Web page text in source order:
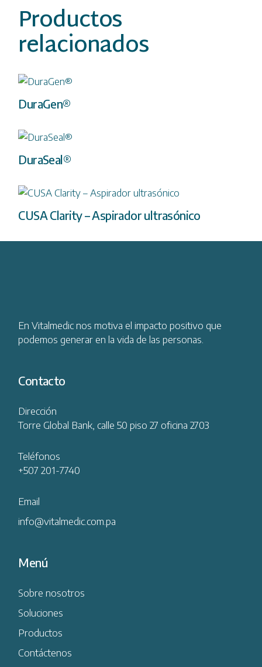
Productos
relacionados
DuraGen®
DuraSeal®
CUSA Clarity – Aspirador ultrasónico
En Vitalmedic nos motiva el impacto positivo que
podemos generar en la vida de las personas.
Contacto
Dirección
Torre Global Bank, calle 50 piso 27 oficina 2703
Teléfonos
+507 201-7740
Email
info@vitalmedic.com.pa
Menú
Sobre nosotros
Soluciones
Productos
Contáctenos